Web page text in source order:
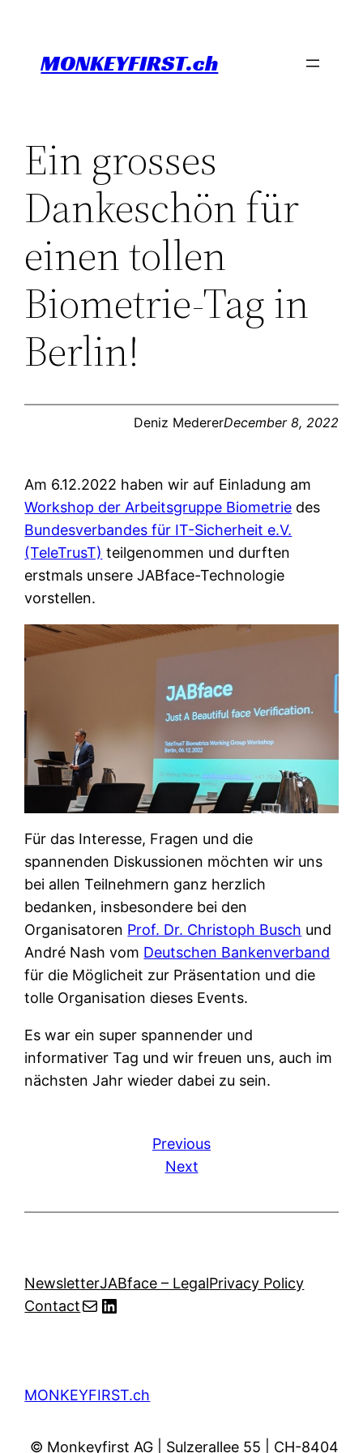
contentMONKEYFIRST.ch
Ein grosses
Dankeschön für
einen tollen
Biometrie-Tag in
Berlin!
Deniz MedererDecember 8, 2022
Am 6.12.2022 haben wir auf Einladung am
Workshop der Arbeitsgruppe Biometrie des
Bundesverbandes für IT-Sicherheit e.V.
(TeleTrusT) teilgenommen und durften
erstmals unsere JABface-Technologie
vorstellen.
Für das Interesse, Fragen und die
spannenden Diskussionen möchten wir uns
bei allen Teilnehmern ganz herzlich
bedanken, insbesondere bei den
Organisatoren Prof. Dr. Christoph Busch und
André Nash vom Deutschen Bankenverband
für die Möglicheit zur Präsentation und die
tolle Organisation dieses Events.
Es war ein super spannender und
informativer Tag und wir freuen uns, auch im
nächsten Jahr wieder dabei zu sein.
Previous
Next
NewsletterJABface – LegalPrivacy Policy
ContactMailLinkedIn
MONKEYFIRST.ch
© Monkeyfirst AG | Sulzerallee 55 | CH-8404